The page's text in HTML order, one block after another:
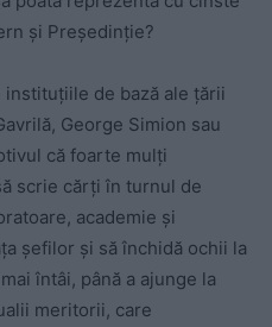
și Președinție?
de bază ale țării
George Simion sau
că foarte mulți
scrie cărți în turnul de
academie și
șefilor și să închidă ochii la
întâi, până a ajunge la
meritorii, care